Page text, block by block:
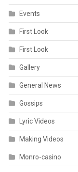
Events
First Look
First Look
Gallery
General News
Gossips
Lyric Videos
Making Videos
Monro-casino